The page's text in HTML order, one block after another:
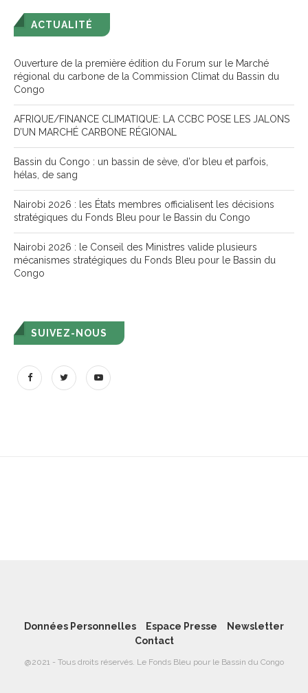
ACTUALITÉ
Ouverture de la première édition du Forum sur le Marché
régional du carbone de la Commission Climat du Bassin du
Congo
AFRIQUE/FINANCE CLIMATIQUE: LA CCBC POSE LES JALONS
D’UN MARCHÉ CARBONE RÉGIONAL
Bassin du Congo : un bassin de sève, d’or bleu et parfois,
hélas, de sang
Nairobi 2026 : les États membres officialisent les décisions
stratégiques du Fonds Bleu pour le Bassin du Congo
Nairobi 2026 : le Conseil des Ministres valide plusieurs
mécanismes stratégiques du Fonds Bleu pour le Bassin du
Congo
SUIVEZ-NOUS
Données Personnelles Espace Presse
Newsletter
Contact
@2021 - Tous droits réservés. Le Fonds Bleu pour le Bassin du Congo